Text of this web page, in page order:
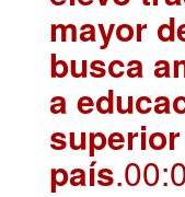
mayor
busca
a
país